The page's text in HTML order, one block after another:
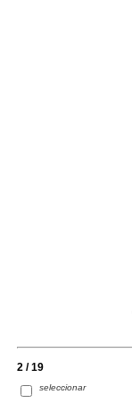
2 / 19
seleccionar